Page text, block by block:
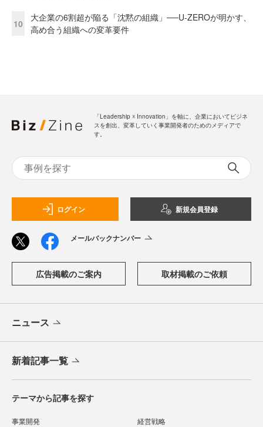
10
大企業の6割超が陥る「沈黙の組織」──U-ZEROが明かす、
高め合う組織への変革要件
「Leadership ☓ Innovation」を軸に、企業においてビジネ
スを創出、変革していく事業開発者のためのメディアで
す。
ログイン 新規会員登録
メールバックナンバー
広告掲載のご案内 取材掲載のご依頼
ニュース
新着記事一覧
テーマから記事を探す
事業開発 経営戦略